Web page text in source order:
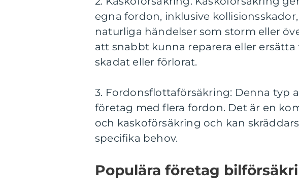
egna fordon, inklusive
naturliga händelser som storm eller
att snabbt kunna reparera eller
skadat eller förlorat.
3. Fordonsflottaförsäkring: Denna typ
företag med flera fordon. Det är en
och kaskoförsäkring och kan
specifika behov.
Populära företag